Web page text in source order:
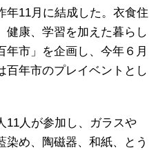
年11月に結成した。衣食住
健康、学習を加えた暮らし
市」を企画し、今年６月
百年市のプレイベントとし
11人が参加し、ガラスや
染め、陶磁器、和紙、とう